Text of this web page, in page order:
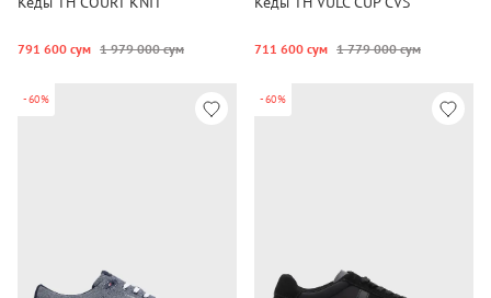
791 600 сум 1 979 000 сум 711 600 сум 1 779 000 сум
-60% -60%